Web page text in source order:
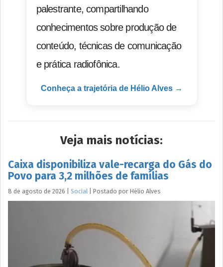
palestrante, compartilhando
conhecimentos sobre produção de
conteúdo, técnicas de comunicação
e prática radiofônica.
Conheça a trajetória de Hélio Alves →
Veja mais notícias:
Caixa disponibiliza vale-recarga do Gás do
Povo para 3,2 milhões de famílias
8 de agosto de 2026 Social Postado por Hélio Alves